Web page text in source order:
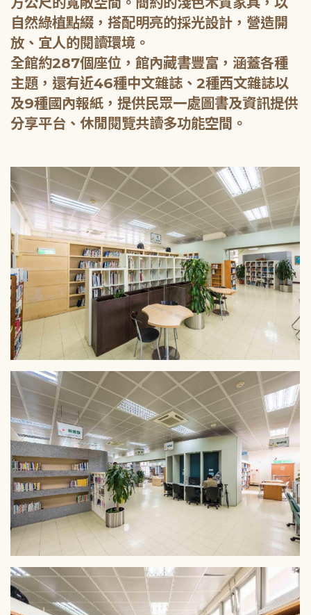
自然綠植點綴，搭配明亮的採光設計，營造開
放、宜人的閱讀環境。
全館約287個座位，館內藏書豐富，涵蓋各種
主題，還有近46種中文雜誌、2種西文雜誌以
及9種國內報紙，提供民眾一處圖書及資訊提供